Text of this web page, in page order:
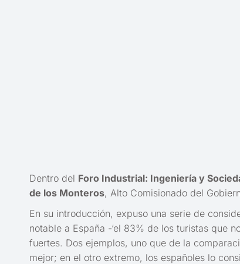
Dentro del Foro Industrial: Ingeniería y
de los Monteros, Alto Comisionado del
En su introducción, expuso una serie de
notable a España -‘el 83% de los turistas que
fuertes. Dos ejemplos, uno que de la
mejor; en el otro extremo, los españoles lo